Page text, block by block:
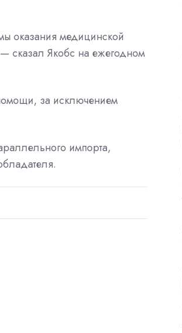
оказания медицинской
сказал Якобс на ежегодном
за исключением
импорта,